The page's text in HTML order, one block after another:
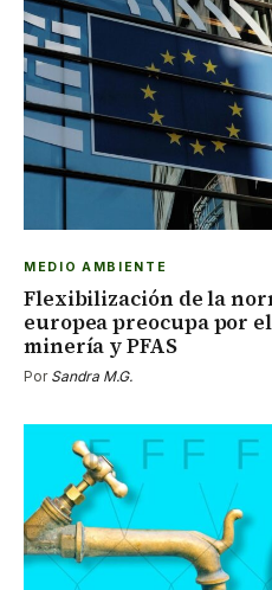
MEDIO AMBIENTE
Flexibilización de la
europea preocupa por
minería y PFAS
Por Sandra M.G.